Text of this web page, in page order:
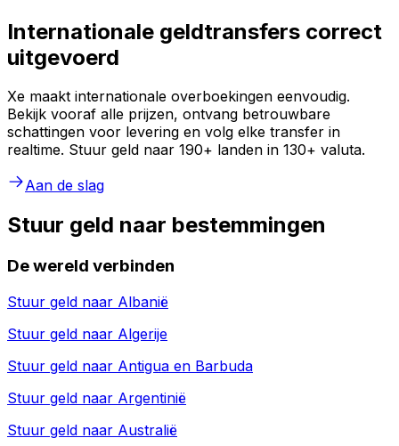
Internationale geldtransfers correct
uitgevoerd
Xe maakt internationale overboekingen eenvoudig.
Bekijk vooraf alle prijzen, ontvang betrouwbare
schattingen voor levering en volg elke transfer in
realtime. Stuur geld naar 190+ landen in 130+ valuta.
Aan de slag
Stuur geld naar bestemmingen
De wereld verbinden
Stuur geld naar Albanië
Stuur geld naar Algerije
Stuur geld naar Antigua en Barbuda
Stuur geld naar Argentinië
Stuur geld naar Australië